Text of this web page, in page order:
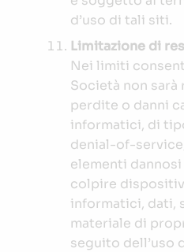
d’uso di tali siti.
Limitazione di
Nei limiti
Società non
perdite o danni
informatici, di
denial-of-
elementi
colpire
informatici, dati,
materiale di
seguito dell’uso